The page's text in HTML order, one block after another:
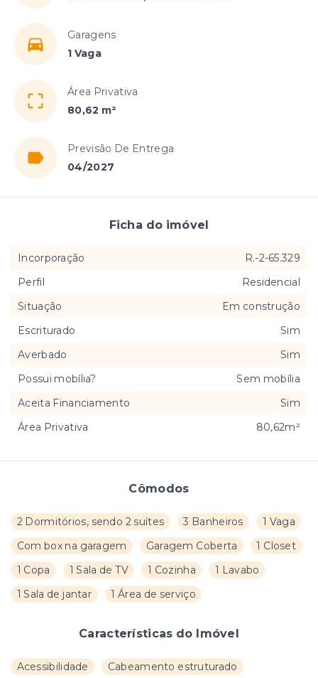
Garagens
1 Vaga
Área Privativa
80,62 m²
Previsão De Entrega
04/2027
Cômodos
2 Dormitórios, sendo 2 suítes 3 Banheiros
1 Vaga
Com box na garagem
Garagem Coberta
1 Closet
1 Copa
1 Sala de TV 1 Cozinha
1 Lavabo
1 Sala de jantar
1 Área de serviço
Características do Imóvel
Acessibilidade
Cabeamento estruturado
Ficha do imóvel
Incorporação
R.-2-65.329
Perfil
Residencial
Situação
Em construção
Escriturado
Sim
Averbado
Sim
Possui mobília?
Sem mobília
Aceita Financiamento
Sim
Área Privativa
80,62m²